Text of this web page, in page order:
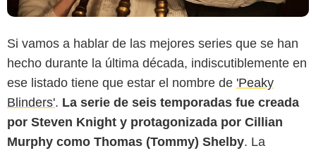
Si vamos a hablar de las mejores series que se han
hecho durante la última década, indiscutiblemente en
ese listado tiene que estar el nombre de 'Peaky
Blinders'. La serie de seis temporadas fue creada
por Steven Knight y protagonizada por Cillian
Murphy como Thomas (Tommy) Shelby. La